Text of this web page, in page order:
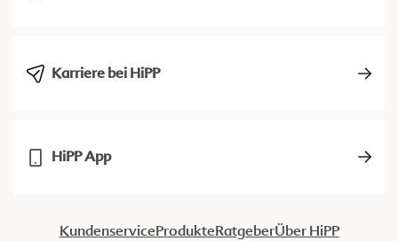
Karriere bei HiPP
HiPP App
KundenserviceProdukteRatgeberÜber HiPP